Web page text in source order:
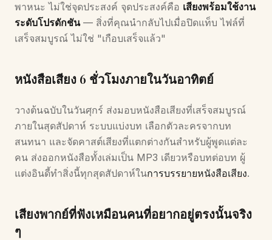
พาหนะ ไม่ใช่จุดประสงค์ จุดประสงค์คือ เสียงพร้อมใช้งาน
ระดับโปรดักชัน— สิ่งที่คุณนำกลับไปเมื่อปิดแท็บ ไฟล์ที่
เสร็จสมบูรณ์ ไม่ใช่ "เกือบเสร็จแล้ว"
หนังสือเสียง 6 ชั่วโมงภายในวันอาทิตย์
วางต้นฉบับในวันศุกร์ ส่งมอบหนังสือเสียงที่เสร็จสมบูรณ์
ภายในสุดสัปดาห์ ระบบแบ่งบท เลือกตัวละครจากบท
สนทนา และจัดคาสต์เสียงที่แตกต่างกันสำหรับผู้พูดแต่ละ
คน ส่งออกหนังสือทั้งเล่มเป็น MP3 เดียวหรือบทต่อบท ผู้
แต่งอินดี้ทำสิ่งนี้ทุกสุดสัปดาห์ในการบรรยายหนังสือเสียง.
เสียงพากย์ที่ฟังเหมือนคนที่อยากอยู่ตรงนั้นจริง
ๆ